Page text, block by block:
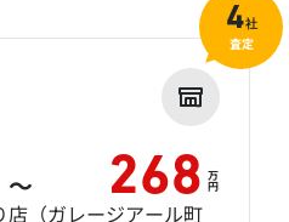
～ 268 万
円
店（ガレージアール町
4社
査定